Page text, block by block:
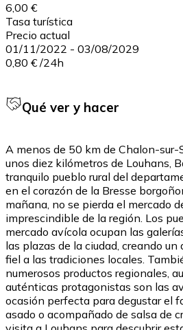
6,00 €
Tasa turística
Precio actual
01/11/2022 - 03/08/2029
0,80 € /24h
Qué ver y hacer
A menos de 50 km de Chalon-sur-
unos diez kilómetros de Louhans,
tranquilo pueblo rural del
en el corazón de la Bresse
mañana, no se pierda el mercado
imprescindible de la región. Los
mercado avícola ocupan las
las plazas de la ciudad, creando
fiel a las tradiciones locales.
numerosos productos regionales,
auténticas protagonistas son las
ocasión perfecta para degustar el
asado o acompañado de salsa de